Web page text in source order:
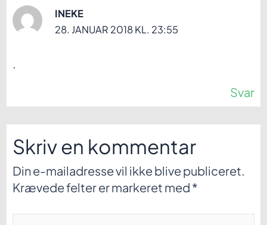
INEKE
28. JANUAR 2018 KL. 23:55
.
Svar
Skriv en kommentar
Din e-mailadresse vil ikke blive publiceret.
Krævede felter er markeret med *